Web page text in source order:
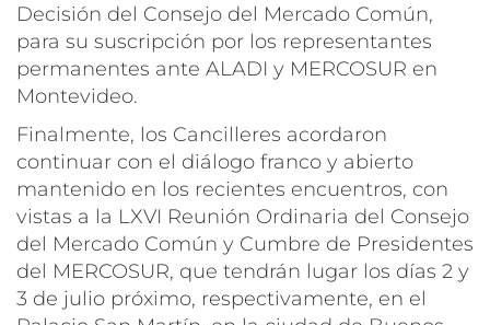
Decisión del Consejo del Mercado Común,
para su suscripción por los representantes
permanentes ante ALADI y MERCOSUR en
Montevideo.
Finalmente, los Cancilleres acordaron
continuar con el diálogo franco y abierto
mantenido en los recientes encuentros, con
vistas a la LXVI Reunión Ordinaria del Consejo
del Mercado Común y Cumbre de Presidentes
del MERCOSUR, que tendrán lugar los días 2 y
3 de julio próximo, respectivamente, en el